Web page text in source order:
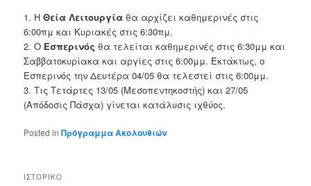
1. ΗΘεία Λειτουργία θα αρχίζει καθημερινές στις
6:00πμ και Κυριακές στις 6:30πμ.
2. Ο Εσπερινός θα τελείται καθημερινές στις 6:30μμ και
Σαββατοκυρίακα και αργίες στις 6:00μμ. Εκτάκτως, ο
Εσπερινός την Δευτέρα 04/05 θα τελεστεί στις 6:00μμ.
3. Τις Τετάρτες 13/05 (Μεσοπεντηκοστής) και 27/05
(Απόδοσις Πάσχα) γίνεται κατάλυσις ιχθύος.
Posted in Πρόγραμμα Ακολουθιών
ΙΣΤΟΡΙΚΌ